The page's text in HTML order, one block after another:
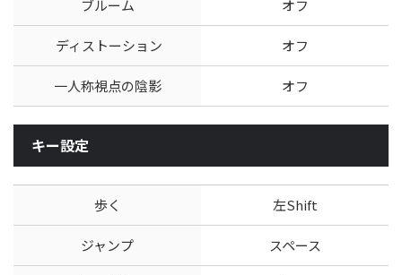
ブルーム オフ
ディストーション オフ
一人称視点の陰影 オフ
キー設定
歩く 左Shift
ジャンプ スペース